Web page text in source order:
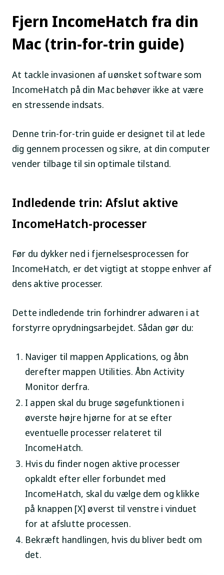
Fjern IncomeHatch fra din
Mac (trin-for-trin guide)
At tackle invasionen af uønsket software som
IncomeHatch på din Mac behøver ikke at være
en stressende indsats.
Denne trin-for-trin guide er designet til at lede
dig gennem processen og sikre, at din computer
vender tilbage til sin optimale tilstand.
Indledende trin: Afslut aktive
IncomeHatch-processer
Før du dykker ned i fjernelsesprocessen for
IncomeHatch, er det vigtigt at stoppe enhver af
dens aktive processer.
Dette indledende trin forhindrer adwaren i at
forstyrre oprydningsarbejdet. Sådan gør du:
Naviger til mappenApplications, og åbn
derefter mappen Utilities. Åbn Activity
Monitor derfra.
I appen skal du bruge søgefunktionen i
øverste højre hjørne for at se efter
eventuelle processer relateret til
IncomeHatch.
Hvis du finder nogen aktive processer
opkaldt efter eller forbundet med
IncomeHatch, skal du vælge dem og klikke
på knappen [X] øverst til venstre i vinduet
for at afslutte processen.
Bekræft handlingen, hvis du bliver bedt om
det.